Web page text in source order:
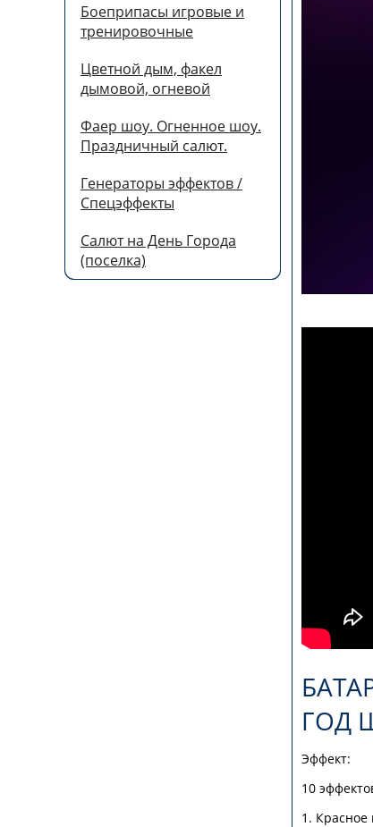
Боеприпасы игровые и
тренировочные
Цветной дым, факел
дымовой, огневой
Фаер шоу. Огненное шоу.
Праздничный салют.
Генераторы эффектов /
Спецэффекты
Салют на День Города
(поселка)
ГОД
Эффект:
10
1.